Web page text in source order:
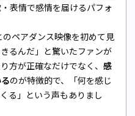
表情で感情を届けるパフォ
ペアダンス映像を初めて見
るんだ」と驚いたファンが
方が正確なだけでなく、 感
のが特徴的で、「何を感じ
る」という声もありまし